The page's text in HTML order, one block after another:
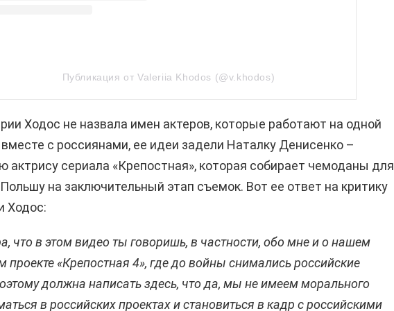
Публикация от Valeriia Khodos (@v.khodos)
Ходос не назвала имен актеров, которые работают на одной
с россиянами, ее идеи задели Наталку Денисенко –
актрису сериала «Крепостная», которая собирает чемоданы для
на заключительный этап съемок. Вот ее ответ на критику
Ходос:
что в этом видео ты говоришь, в частности, обо мне и о нашем
проекте «Крепостная 4», где до войны снимались российские
должна написать здесь, что да, мы не имеем морального
в российских проектах и становиться в кадр с российскими